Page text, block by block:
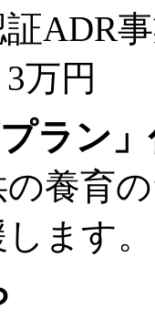
ADR事
3万円
ラン
養育
ます。